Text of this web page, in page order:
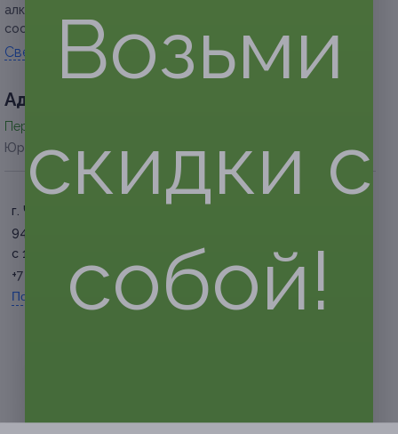
алкогольного или иного вида опьянения, а также в буйном
состоянии.
Свернуть
Адресa
Перейти на сайт партнера
Юридическая информация о партнёре
г. Челябинск, ул. Кирова, д.
94
с 11:00 до 23:00 ежедневно
+7 (922) 753-06-97
Показать номер телефона
Возьми
скидки с
собой!